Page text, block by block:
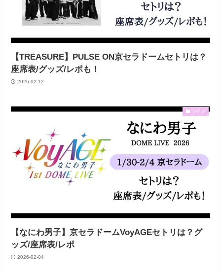
【TREASURE】PULSE ON京セラドームセトリは？
座席表/グッズ/レポも！
2026-02-12
ライブ
【なにわ男子】京セラドームVoyAGEセトリは？グ
ッズ/座席表/レポ
2026-02-04